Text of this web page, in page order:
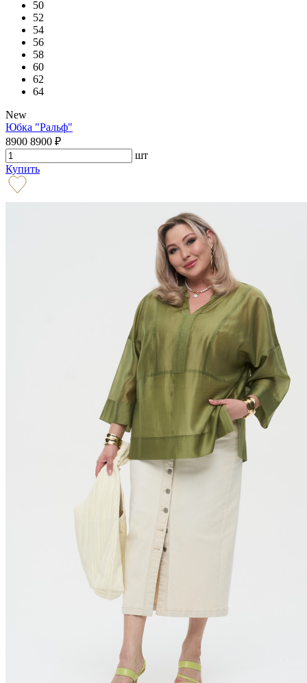
50
52
54
56
58
60
62
64
New
Юбка "Ральф"
8900 8900 ₽
шт
Купить